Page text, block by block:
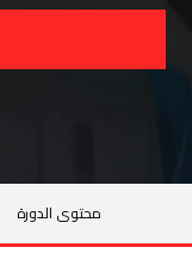
محتوى الدورة